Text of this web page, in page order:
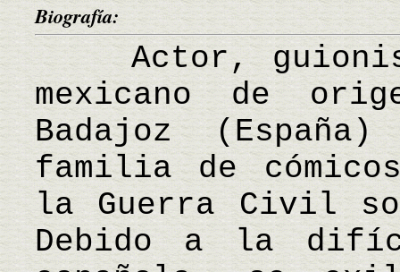
Biografía:
Actor,
mexicano de
Badajoz
familia de
la Guerra Civil
Debido a la